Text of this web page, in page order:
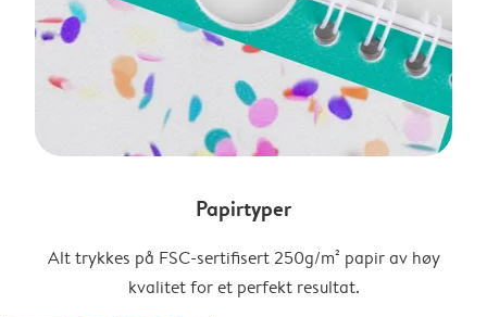
Papirtyper
Alt trykkes på FSC-sertifisert 250g/m² papir av høy
kvalitet for et perfekt resultat.